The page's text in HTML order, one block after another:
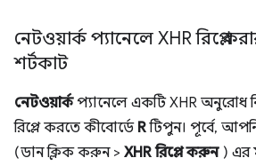
নেটওয়ার্ক প্যানেলে XHR রিপ্লে
শর্টকাট
নেটওয়ার্কপ্যানেলে একটি XHR অনুরোধ
রিপ্লে করতে কীবোর্ডে Rটিপুন। পূর্বে,
(ডান ক্লিক করুন > XHR রিপ্লে করুন) এর